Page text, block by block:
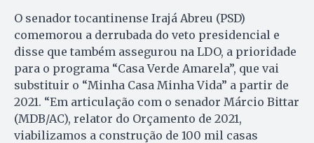
O senador tocantinense Irajá Abreu (PSD)
comemorou a derrubada do veto presidencial e
disse que também assegurou na LDO, a prioridade
para o programa “Casa Verde Amarela”, que vai
substituir o “Minha Casa Minha Vida” a partir de
2021. “Em articulação com o senador Márcio Bittar
(MDB/AC), relator do Orçamento de 2021,
viabilizamos a construção de 100 mil casas